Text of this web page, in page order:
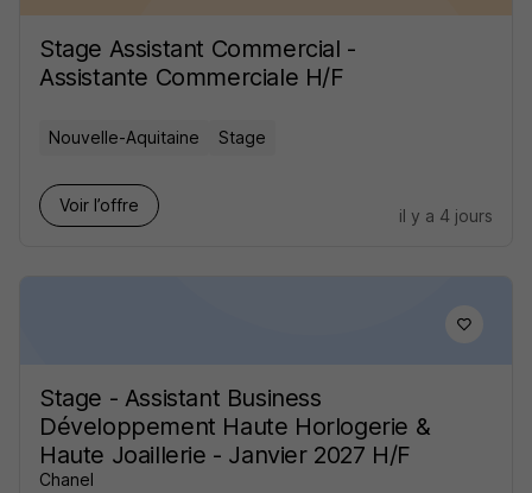
Stage Assistant Commercial -
Assistante Commerciale H/F
Nouvelle-Aquitaine Stage
Voir l’offre
il y a 4 jours
Stage - Assistant Business
Développement Haute Horlogerie &
Haute Joaillerie - Janvier 2027 H/F
Chanel